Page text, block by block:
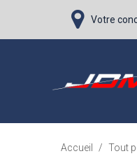
Votre
Accueil / Tout